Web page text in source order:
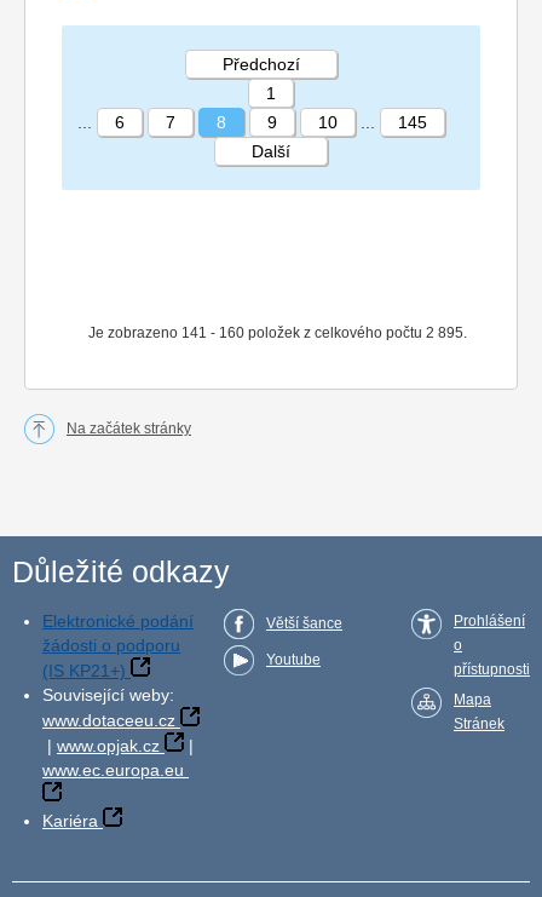
STRÁNKA 8 145
Je zobrazeno 141 - 160 položek z celkového počtu 2 895.
Předchozí
1
6 7 8 9 10
145
Další
Na začátek stránky
Důležité odkazy
Elektronické podání
žádosti o podporu
(IS KP21+)
Související weby:
www.dotaceeu.cz
| www.opjak.cz
|
www.ec.europa.eu
Kariéra
Větší šance
Youtube
Prohlášení
o
přístupnosti
Mapa
Stránek